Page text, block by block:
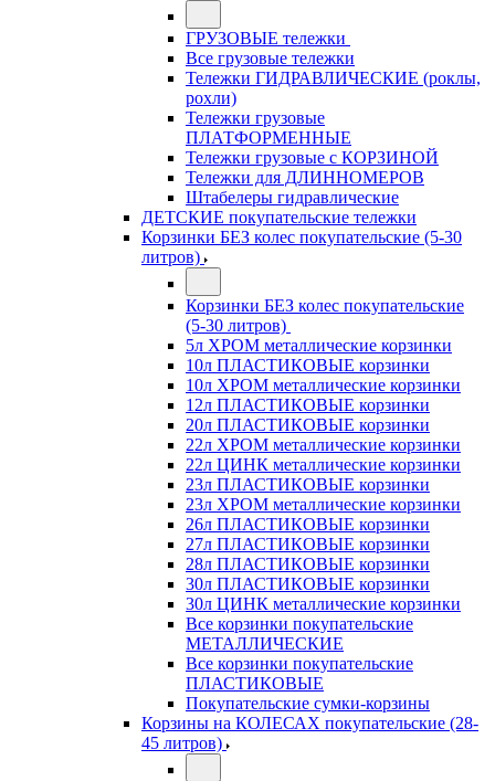
ГРУЗОВЫЕ тележки
Все грузовые тележки
Тележки ГИДРАВЛИЧЕСКИЕ (роклы,
рохли)
Тележки грузовые
ПЛАТФОРМЕННЫЕ
Тележки грузовые с КОРЗИНОЙ
Тележки для ДЛИННОМЕРОВ
Штабелеры гидравлические
ДЕТСКИЕ покупательские тележки
Корзинки БЕЗ колес покупательские (5-30
литров)
Корзинки БЕЗ колес покупательские
(5-30 литров)
5л ХРОМ металлические корзинки
10л ПЛАСТИКОВЫЕ корзинки
10л ХРОМ металлические корзинки
12л ПЛАСТИКОВЫЕ корзинки
20л ПЛАСТИКОВЫЕ корзинки
22л ХРОМ металлические корзинки
22л ЦИНК металлические корзинки
23л ПЛАСТИКОВЫЕ корзинки
23л ХРОМ металлические корзинки
26л ПЛАСТИКОВЫЕ корзинки
27л ПЛАСТИКОВЫЕ корзинки
28л ПЛАСТИКОВЫЕ корзинки
30л ПЛАСТИКОВЫЕ корзинки
30л ЦИНК металлические корзинки
Все корзинки покупательские
МЕТАЛЛИЧЕСКИЕ
Все корзинки покупательские
ПЛАСТИКОВЫЕ
Покупательские сумки-корзины
Корзины на КОЛЕСАХ покупательские (28-
45 литров)